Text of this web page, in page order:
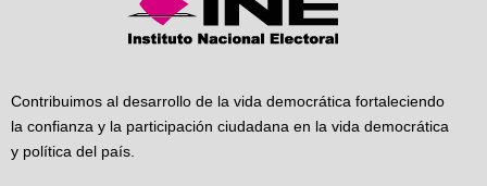
Contribuimos al desarrollo de la vida democrática fortaleciendo
la confianza y la participación ciudadana en la vida democrática
y política del país.